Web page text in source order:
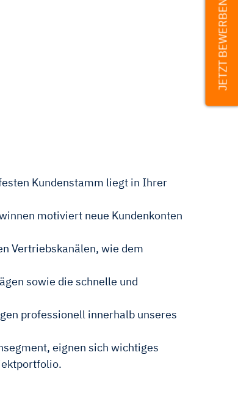
Kundenstamm liegt in Ihrer
motiviert neue Kundenkonten
Vertriebskanälen, wie dem
sowie die schnelle und
professionell innerhalb unseres
eignen sich wichtiges
JETZT BEWERBEN